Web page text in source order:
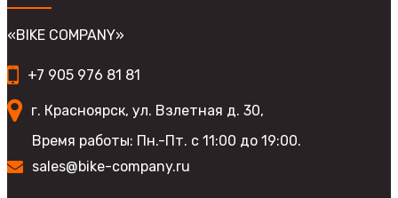
«BIKE COMPANY»
+7 905 976 81 81
г. Красноярск, ул. Взлетная д. 30,
Время работы: Пн.-Пт. с 11:00 до 19:00.
sales@bike-company.ru